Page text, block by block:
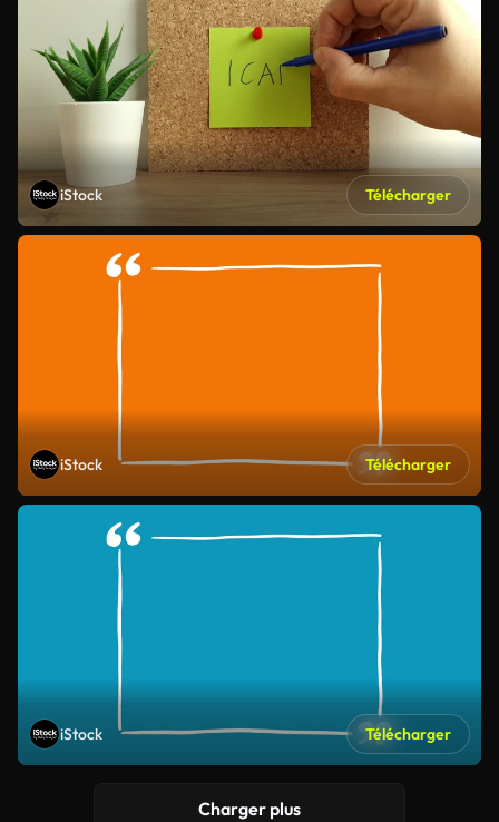
iStock Télécharger
iStock Télécharger
iStock Télécharger
Charger plus